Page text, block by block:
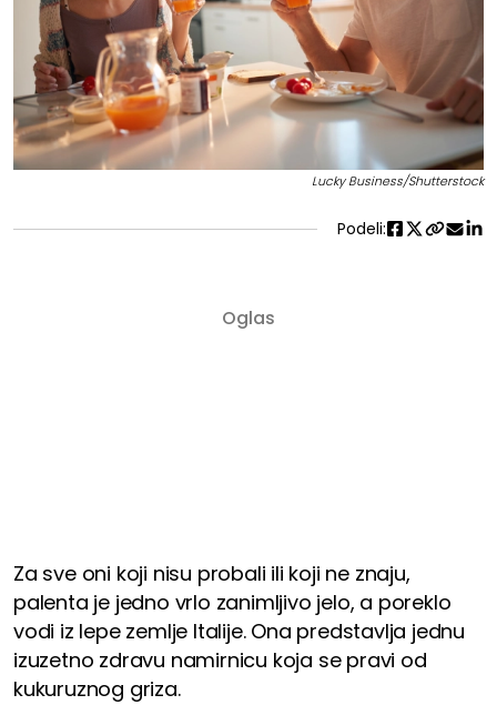
Lucky Business/Shutterstock
Podeli:
Za sve oni koji nisu probali ili koji ne znaju,
palenta je jedno vrlo zanimljivo jelo, a poreklo
vodi iz lepe zemlje Italije. Ona predstavlja jednu
izuzetno zdravu namirnicu koja se pravi od
kukuruznog griza.